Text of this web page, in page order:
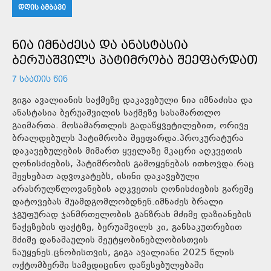
ᲓᲦᲘᲡ ᲐᲛᲑᲐᲕᲘ
ᲜᲘᲐ ᲘᲛᲜᲐᲫᲔᲡᲐ ᲓᲐ ᲐᲜᲐᲡᲢᲐᲡᲘᲐ
ᲑᲔᲠᲣᲐᲨᲕᲘᲚᲡ ᲞᲐᲢᲘᲛᲠᲝᲑᲐ ᲨᲔᲔᲤᲐᲠᲓᲐᲗ
7 ᲡᲐᲐᲗᲘᲡ ᲬᲘᲜ
გიგა ავალიანის საქმეზე დაკავებული ნია იმნაძისა და
ანასტასია ბერუაშვილის საქმეზე სასამართლო
გაიმართა. მოსამართლის გადაწყვეტილებით, ორივე
ბრალდებულს პატიმრობა შეეფარდა.პროკურატურა
დაკავებულების მიმართ ყველაზე მკაცრი აღკვეთის
ღონისძიების, პატიმრობის გამოყენებას ითხოვდა.რაც
შეეხებათ ადვოკატებს, ისინი დაკავებული
არასრულწლოვანების აღკვეთის ღონისძიების გარეშე
დატოვებას შუამდგომლობდნენ.იმნაძეს ბრალი
ჯგუფურად ჯანმრთელობის განზრახ მძიმე დაზიანების
წაქეზების ფაქტზე, ბერუაშვილს კი, განსაკუთრებით
მძიმე დანაშაულის შეუტყობინებლობისთვის
წაუყენეს.ცნობისთვის, გიგა ავალიანი 2025 წლის
ოქტომბერში სამედიცინო დაწესებულებაში